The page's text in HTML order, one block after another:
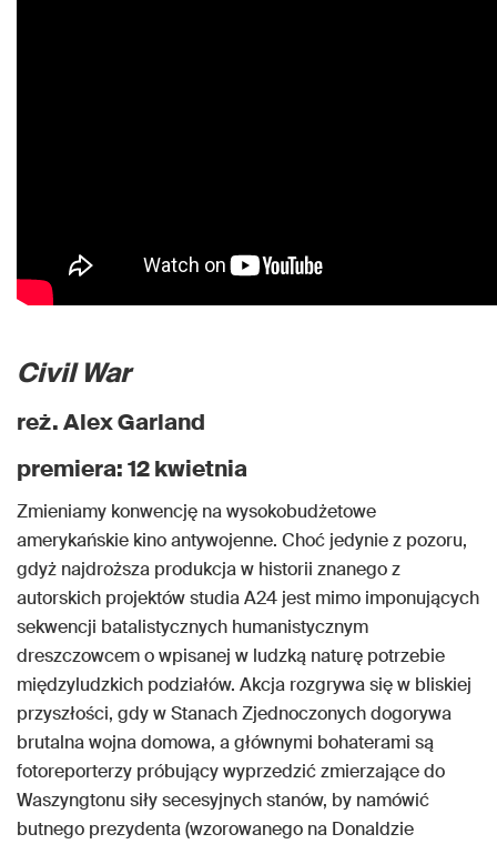
Civil War
reż. Alex Garland
premiera: 12 kwietnia
Zmieniamy konwencję na wysokobudżetowe
amerykańskie kino antywojenne. Choć jedynie z pozoru,
gdyż najdroższa produkcja w historii znanego z
autorskich projektów studia A24 jest mimo imponujących
sekwencji batalistycznych humanistycznym
dreszczowcem o wpisanej w ludzką naturę potrzebie
międzyludzkich podziałów. Akcja rozgrywa się w bliskiej
przyszłości, gdy w Stanach Zjednoczonych dogorywa
brutalna wojna domowa, a głównymi bohaterami są
fotoreporterzy próbujący wyprzedzić zmierzające do
Waszyngtonu siły secesyjnych stanów, by namówić
butnego prezydenta (wzorowanego na Donaldzie